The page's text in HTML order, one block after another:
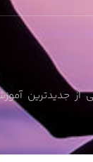
از جدیدترین